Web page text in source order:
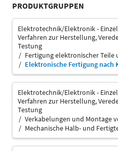
PRODUKTGRUPPEN
Elektrotechnik/Elektronik -
Verfahren zur Herstellung,
Testung
Fertigung elektronischer Teile
Elektronische Fertigung nach
Elektrotechnik/Elektronik -
Verfahren zur Herstellung,
Testung
Verkabelungen und Montage
Mechanische Halb- und